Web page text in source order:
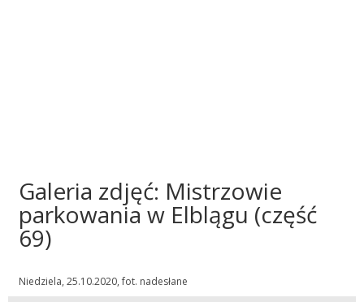
Galeria zdjęć: Mistrzowie
parkowania w Elblągu (część
69)
Niedziela, 25.10.2020, fot. nadesłane